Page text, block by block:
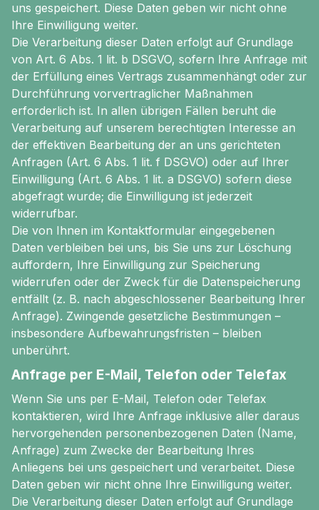
uns gespeichert. Diese Daten geben wir nicht ohne
Ihre Einwilligung weiter.
Die Verarbeitung dieser Daten erfolgt auf Grundlage
von Art. 6 Abs. 1 lit. b DSGVO, sofern Ihre Anfrage mit
der Erfüllung eines Vertrags zusammenhängt oder zur
Durchführung vorvertraglicher Maßnahmen
erforderlich ist. In allen übrigen Fällen beruht die
Verarbeitung auf unserem berechtigten Interesse an
der effektiven Bearbeitung der an uns gerichteten
Anfragen (Art. 6 Abs. 1 lit. f DSGVO) oder auf Ihrer
Einwilligung (Art. 6 Abs. 1 lit. a DSGVO) sofern diese
abgefragt wurde; die Einwilligung ist jederzeit
widerrufbar.
Die von Ihnen im Kontaktformular eingegebenen
Daten verbleiben bei uns, bis Sie uns zur Löschung
auffordern, Ihre Einwilligung zur Speicherung
widerrufen oder der Zweck für die Datenspeicherung
entfällt (z. B. nach abgeschlossener Bearbeitung Ihrer
Anfrage). Zwingende gesetzliche Bestimmungen –
insbesondere Aufbewahrungsfristen – bleiben
unberührt.
Anfrage per E-Mail, Telefon oder Telefax
Wenn Sie uns per E-Mail, Telefon oder Telefax
kontaktieren, wird Ihre Anfrage inklusive aller daraus
hervorgehenden personenbezogenen Daten (Name,
Anfrage) zum Zwecke der Bearbeitung Ihres
Anliegens bei uns gespeichert und verarbeitet. Diese
Daten geben wir nicht ohne Ihre Einwilligung weiter.
Die Verarbeitung dieser Daten erfolgt auf Grundlage